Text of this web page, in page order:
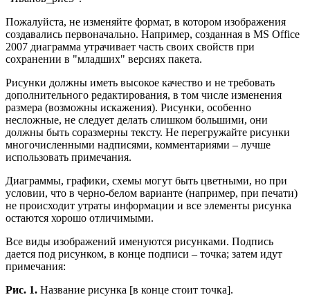
Пожалуйста, не изменяйте формат, в котором изображения
создавались первоначально. Например, созданная в MS Office
2007 диаграмма утрачивает часть своих свойств при
сохранении в "младших" версиях пакета.
Рисунки должны иметь высокое качество и не требовать
дополнительного редактирования, в том числе изменения
размера (возможны искажения). Рисунки, особенно
несложные, не следует делать слишком большими, они
должны быть соразмерны тексту. Не перегружайте рисунки
многочисленными надписями, комментариями – лучше
использовать примечания.
Диаграммы, графики, схемы могут быть цветными, но при
условии, что в черно-белом варианте (например, при печати)
не происходит утраты информации и все элементы рисунка
остаются хорошо отличимыми.
Все виды изображений именуются рисунками. Подпись
дается под рисунком, в конце подписи – точка; затем идут
примечания:
Рис. 1. Название рисунка [в конце стоит точка].